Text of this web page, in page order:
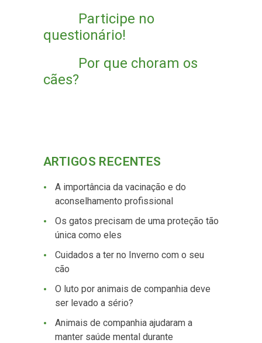
Participe no
questionário!
Por que choram os
cães?
ARTIGOS RECENTES
A importância da vacinação e do
aconselhamento profissional
Os gatos precisam de uma proteção tão
única como eles
Cuidados a ter no Inverno com o seu
cão
O luto por animais de companhia deve
ser levado a sério?
Animais de companhia ajudaram a
manter saúde mental durante